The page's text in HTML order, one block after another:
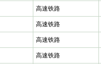
高速铁路
高速铁路
高速铁路
高速铁路